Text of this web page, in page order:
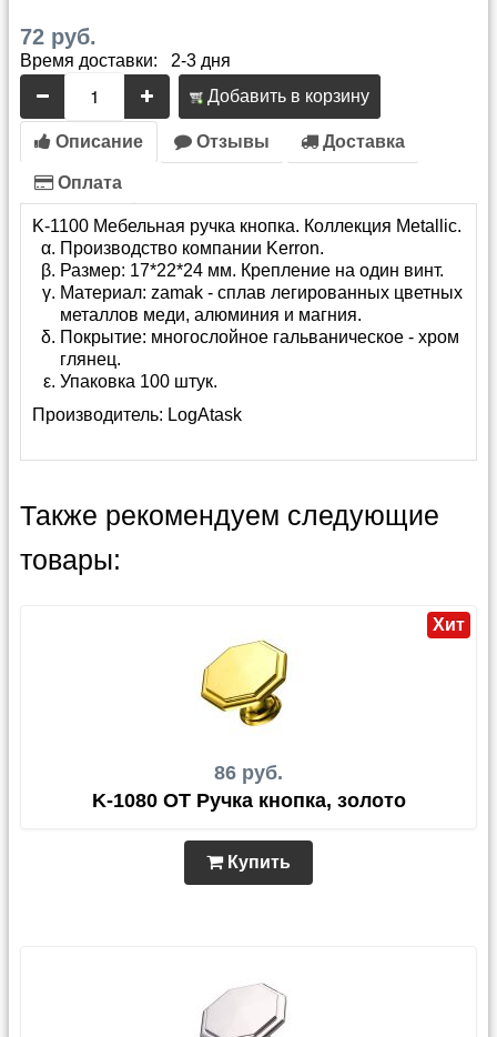
72 руб.
Время доставки: 2-3 дня
Добавить в корзину
Описание Отзывы Доставка
Оплата
K-1100 Мебельная ручка кнопка. Коллекция Metallic.
Производство компании Kerron.
Размер: 17*22*24 мм. Крепление на один винт.
Материал: zamak - сплав легированных цветных
металлов меди, алюминия и магния.
Покрытие: многослойное гальваническое - хром
глянец.
Упаковка 100 штук.
Производитель: LogAtask
Также рекомендуем следующие
товары:
86 руб.
Хит
K-1080 OT Ручка кнопка, золото
Купить